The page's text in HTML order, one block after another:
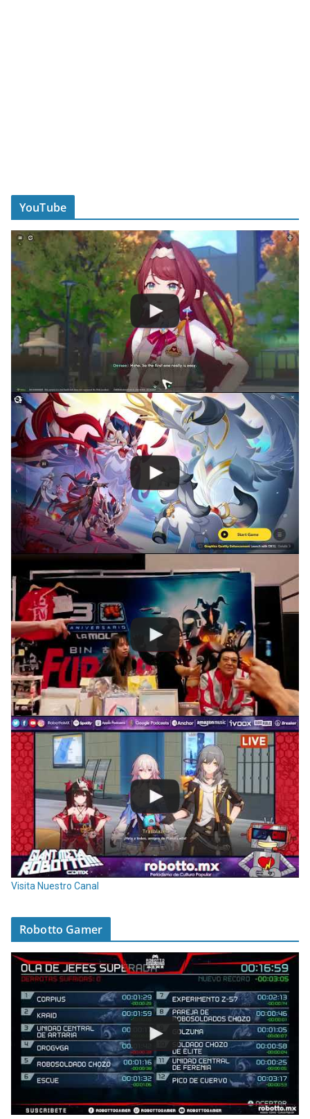
YouTube
Visita Nuestro Canal
Robotto Gamer